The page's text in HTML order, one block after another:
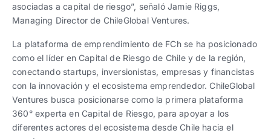
asociadas a capital de riesgo”, señaló Jamie Riggs,
Managing Director de ChileGlobal Ventures.
La plataforma de emprendimiento de FCh se ha posicionado
como el líder en Capital de Riesgo de Chile y de la región,
conectando startups, inversionistas, empresas y financistas
con la innovación y el ecosistema emprendedor. ChileGlobal
Ventures busca posicionarse como la primera plataforma
360° experta en Capital de Riesgo, para apoyar a los
diferentes actores del ecosistema desde Chile hacia el